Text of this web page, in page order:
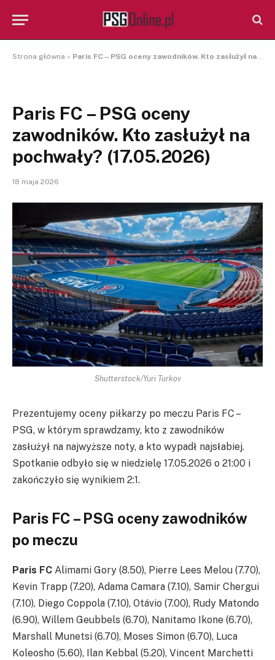
Strona główna » Paris FC – PSG oceny zawodników. Kto zasłużył na pochwały? (17.05.2026)
Paris FC – PSG oceny
zawodników. Kto zasłużył na
pochwały? (17.05.2026)
18 maja 2026
Shutterstock/Yuri Turkov
Prezentujemy oceny piłkarzy po meczu Paris FC –
PSG, w którym sprawdzamy, kto z zawodników
zasłużył na najwyższe noty, a kto wypadł najsłabiej.
Spotkanie odbyło się w niedzielę 17.05.2026 o 21:00 i
zakończyło się wynikiem 2:1.
Paris FC – PSG oceny zawodników
po meczu
Paris FC Alimami Gory (8.50), Pierre Lees Melou (7.70),
Kevin Trapp (7.20), Adama Camara (7.10), Samir Chergui
(7.10), Diego Coppola (7.10), Otávio (7.00), Rudy Matondo
(6.90), Willem Geubbels (6.70), Nanitamo Ikone (6.70),
Marshall Munetsi (6.70), Moses Simon (6.70), Luca
Koleosho (5.60), Ilan Kebbal (5.20), Vincent Marchetti